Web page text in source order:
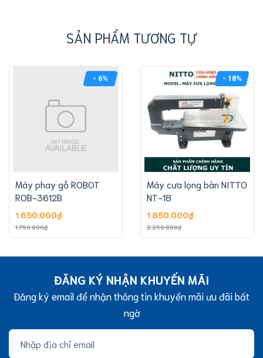
SẢN PHẨM TƯƠNG TỰ
- 6%
Máy phay gỗ ROBOT
ROB-3612B
1.650.000₫
1.750.000₫
- 18%
Máy cưa lọng bàn NITTO
NT-18
1.850.000₫
2.250.000₫
ĐĂNG KÝ NHẬN KHUYẾN MÃI
Đăng ký email để nhận thông tin khuyến mãi ưu đãi bất
ngờ